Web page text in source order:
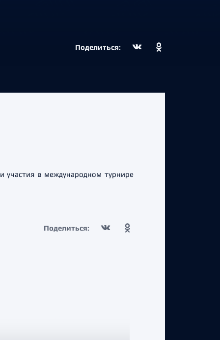
Поделиться:
участия в международном турнире
Поделиться: